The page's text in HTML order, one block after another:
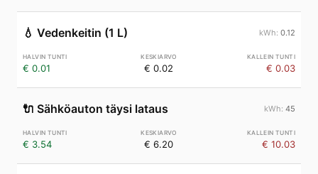
💧 Vedenkeitin (1 L) 0.12
€ 0.01 € 0.02 € 0.03
🔌 Sähköauton täysi lataus 45
€ 3.54 € 6.20 € 10.03